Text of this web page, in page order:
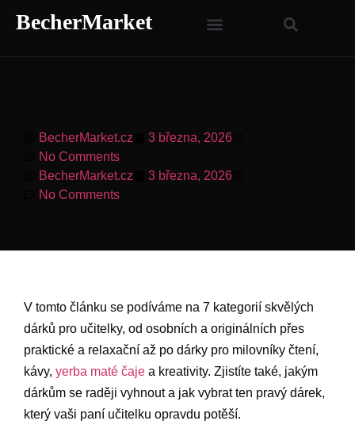
BecherMarket
BecherMarket.cz 3 března, 2026
No Comments
BecherMarket.cz
3 března, 2026
No Comments
V tomto článku se podíváme na 7 kategorií skvělých
dárků pro učitelky, od osobních a originálních přes
praktické a relaxační až po dárky pro milovníky čtení,
kávy, yerba maté čaje a kreativity. Zjistíte také, jakým
dárkům se raději vyhnout a jak vybrat ten pravý dárek,
který vaši paní učitelku opravdu potěší.